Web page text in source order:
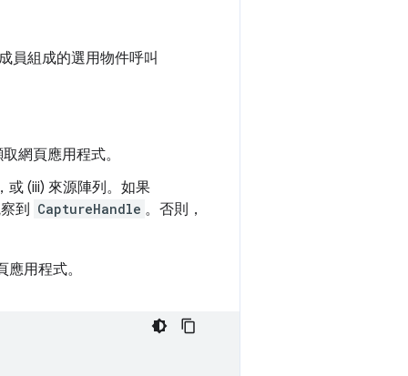
員組成的選用物件呼叫
網頁應用程式。
或 (iii) 來源陣列。如果
到 CaptureHandle 。否則，
用程式。